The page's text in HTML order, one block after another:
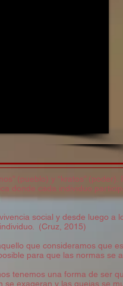
(pueblo) y “kratos”
donde cada individuo
social y desde luego a
(Cruz, 2015)
que consideramos que
para que las normas se
tenemos una forma de ser
exageran y las quejas se